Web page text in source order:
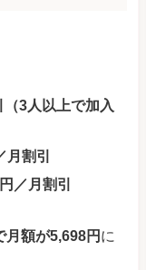
（3人以上で加入
月割引
／月割引
月額が5,698円 に